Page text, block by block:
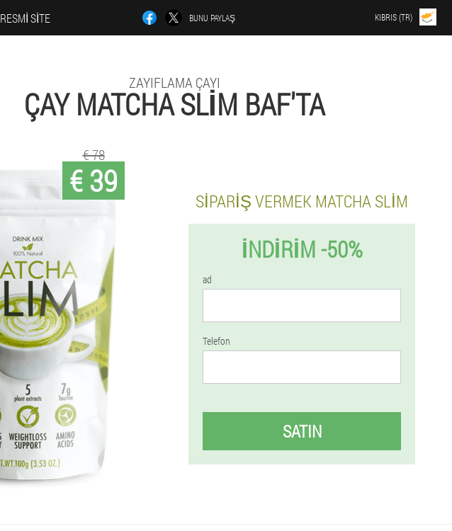
RESMI SITE BUNU PAYLAŞ KIBRIS (TR)
ZAYIFLAMA ÇAYI
ÇAY MATCHA SLIM BAF'TA
€ 39
€ 78
SIPARIŞ VERMEK MATCHA SLIM
İNDIRIM -50%
ad
Telefon
SATIN